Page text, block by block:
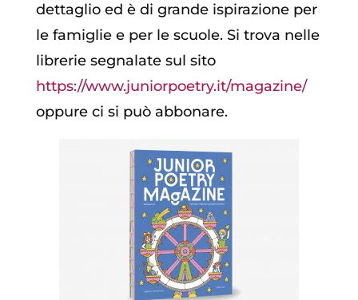
dettaglio ed è di grande ispirazione per
le famiglie e per le scuole. Si trova nelle
librerie segnalate sul sito
https://www.juniorpoetry.it/magazine/
oppure ci si può abbonare.